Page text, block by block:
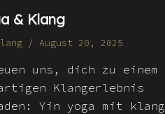
& Klang
/ August 20, 2025
uns, dich zu einem
Klangerlebnis
Yin yoga mit klang